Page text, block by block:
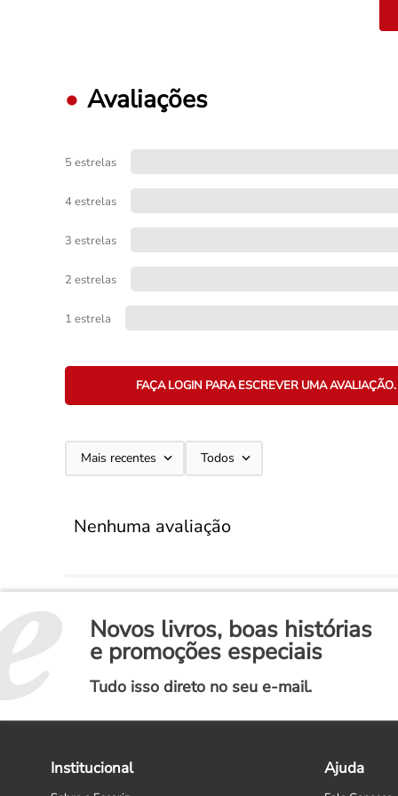
Avaliações
5 estrelas
4 estrelas
3 estrelas
2 estrelas
1 estrela
FAÇA LOGIN PARA ESCREVER UMA AVALIAÇÃO.
Mais recentes Todos
Nenhuma avaliação
Novos livros, boas histórias
e promoções especiais
Tudo isso direto no seu e-mail.
Institucional Ajuda